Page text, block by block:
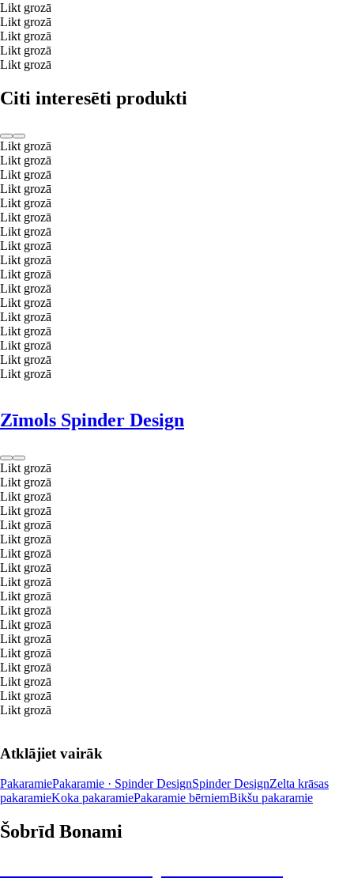
Likt grozā
Likt grozā
Likt grozā
Likt grozā
Likt grozā
Citi interesēti produkti
Likt grozā
Likt grozā
Likt grozā
Likt grozā
Likt grozā
Likt grozā
Likt grozā
Likt grozā
Likt grozā
Likt grozā
Likt grozā
Likt grozā
Likt grozā
Likt grozā
Likt grozā
Likt grozā
Likt grozā
Zīmols Spinder Design
Likt grozā
Likt grozā
Likt grozā
Likt grozā
Likt grozā
Likt grozā
Likt grozā
Likt grozā
Likt grozā
Likt grozā
Likt grozā
Likt grozā
Likt grozā
Likt grozā
Likt grozā
Likt grozā
Likt grozā
Likt grozā
Atklājiet vairāk
PakaramiePakaramie · Spinder DesignSpinder DesignZelta krāsas
pakaramieKoka pakaramiePakaramie bērniemBikšu pakaramie
Šobrīd Bonami